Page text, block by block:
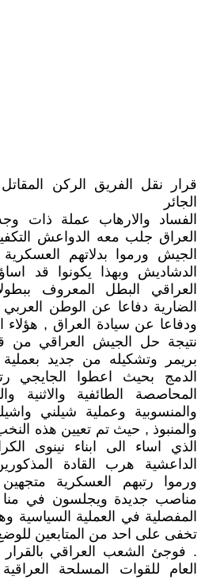
قرار نقل الفريق الركن
الجائر
الفساد والارهاب عملة ذات
العراق جلب معه الدواعش
الجيش ورموا بدلاتهم
الدشاديش وبهذا يكونوا قد
العراقي البطل المعروف
الضارية دفاعا عن الوطن
ودفاعا عن سيادة العراق , هؤلاء
نتيجة حل الجيش العراقي من
بريمر وتشكيله من جديد
الدمج بحيث اعطوا الجايجي
المحاصصة الطائفية والاثنية
والمنسوبية وعملية شيلني
والمنبوذ , حيث تم تعيين هذه
الذي اساء الى ابناء نينوى
الداعشية هرب القادة
ورموا رتبهم العسكرية متجهين
مناصب جديدة ويجلسون في منا
المفصلية في العملية السياسية
تخفى على احد من المتابعين
. فوجئ الشعب العراقي بالقرار
العام للقوات المسلحة